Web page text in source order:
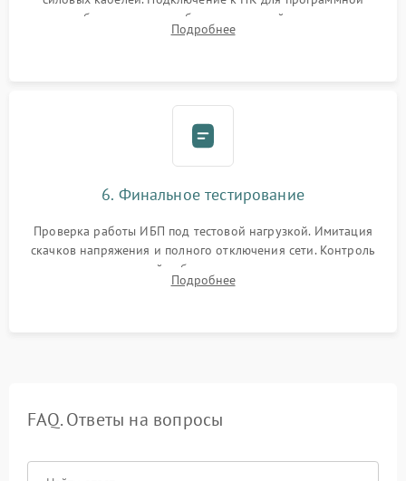
калибровки констант батареи, настройки порогов
срабатывания AVR и сброса счетчиков старения АКБ.
Подробнее
6. Финальное тестирование
Проверка работы ИБП под тестовой нагрузкой. Имитация
скачков напряжения и полного отключения сети. Контроль
времени автономной работы, температурного режима и
корректности формы выходного сигнала.
Подробнее
FAQ. Ответы на вопросы